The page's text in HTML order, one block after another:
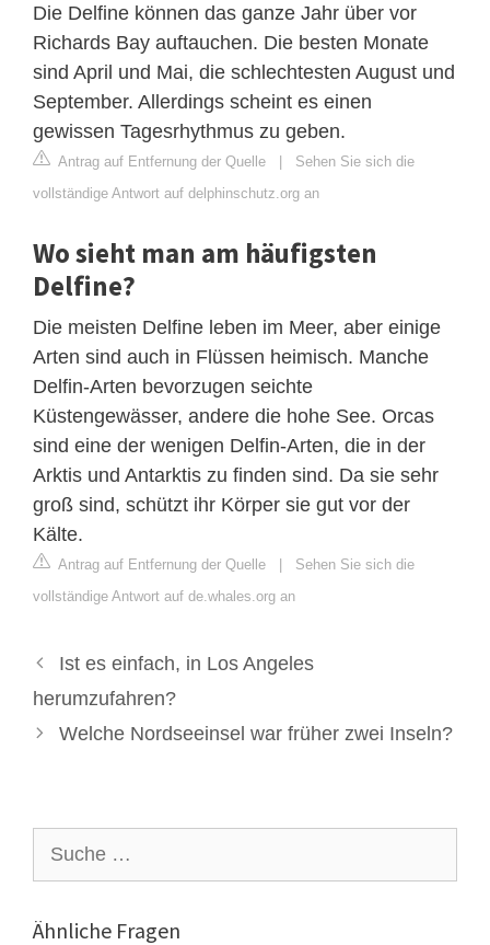
Die Delfine können das ganze Jahr über vor
Richards Bay auftauchen. Die besten Monate
sind April und Mai, die schlechtesten August und
September. Allerdings scheint es einen
gewissen Tagesrhythmus zu geben.
Antrag auf Entfernung der Quelle | Sehen Sie sich die
vollständige Antwort auf delphinschutz.org an
Wo sieht man am häufigsten
Delfine?
Die meisten Delfine leben im Meer, aber einige
Arten sind auch in Flüssen heimisch. Manche
Delfin-Arten bevorzugen seichte
Küstengewässer, andere die hohe See. Orcas
sind eine der wenigen Delfin-Arten, die in der
Arktis und Antarktis zu finden sind. Da sie sehr
groß sind, schützt ihr Körper sie gut vor der
Kälte.
Antrag auf Entfernung der Quelle | Sehen Sie sich die
vollständige Antwort auf de.whales.org an
Ist es einfach, in Los Angeles
herumzufahren?
Welche Nordseeinsel war früher zwei Inseln?
nach:
Ähnliche Fragen